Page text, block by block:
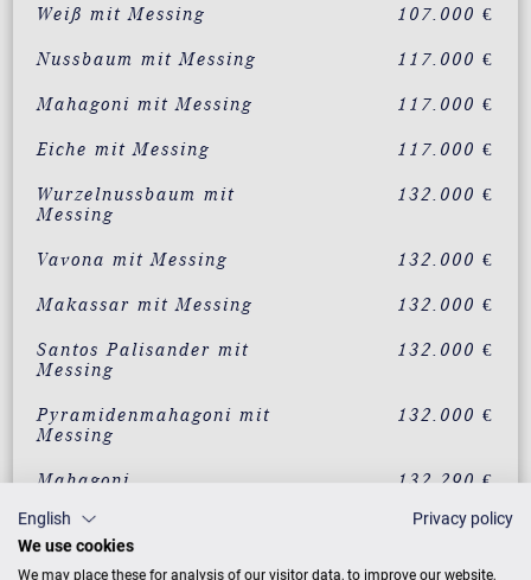
Weiß mit Messing 107.000 €
Nussbaum mit Messing 117.000 €
Mahagoni mit Messing 117.000 €
Eiche mit Messing 117.000 €
Wurzelnussbaum mit
Messing
132.000 €
Vavona mit Messing 132.000 €
Makassar mit Messing 132.000 €
Santos Palisander mit
Messing
132.000 €
Pyramidenmahagoni mit
Messing
132.000 €
Mahagoni
132.290 €
Mahagoni
Intarsienausführung
English
Privacy policy
We use cookies
We may place these for analysis of our visitor data, to improve our website,